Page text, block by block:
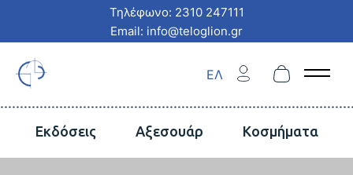
Τηλέφωνο: 2310 247111
Email: info@teloglion.gr
ΕΛ Open
Εκδόσεις Αξεσουάρ Κοσμήματα